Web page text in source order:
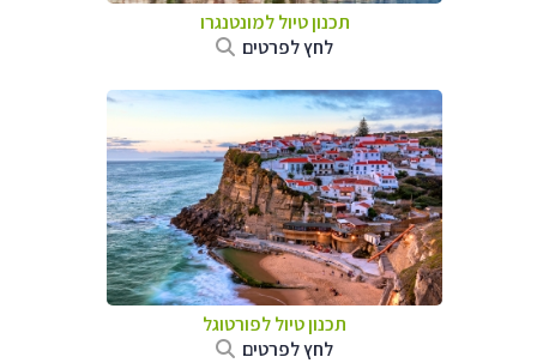
תכנון טיול למונטנגרו
לחץ לפרטים
תכנון טיול לפורטוגל
לחץ לפרטים